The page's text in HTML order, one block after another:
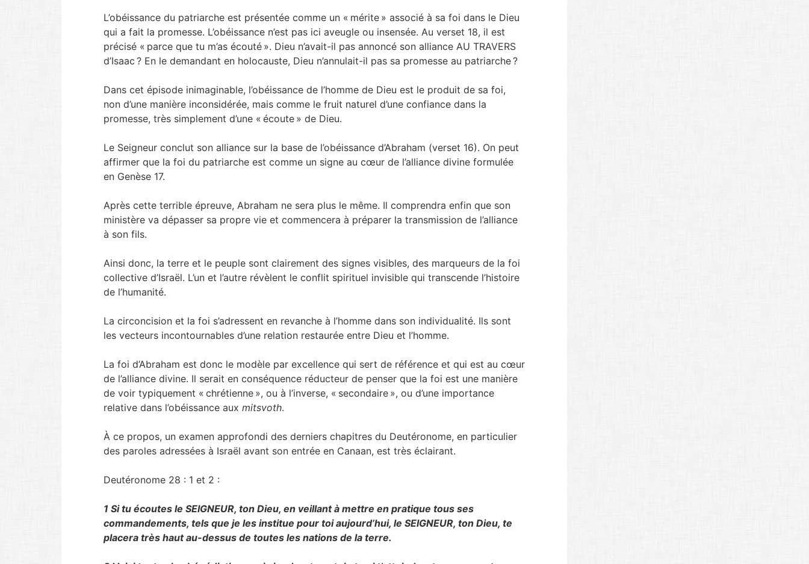
L’obéissance du patriarche est présentée comme un « mérite » associé à sa foi dans le Dieu
qui a fait la promesse. L’obéissance n’est pas ici aveugle ou insensée. Au verset 18, il est
précisé « parce que tu m’as écouté ». Dieu n’avait-il pas annoncé son alliance AU TRAVERS
d’Isaac ? En le demandant en holocauste, Dieu n’annulait-il pas sa promesse au patriarche ?
Dans cet épisode inimaginable, l’obéissance de l’homme de Dieu est le produit de sa foi,
non d’une manière inconsidérée, mais comme le fruit naturel d’une confiance dans la
promesse, très simplement d’une « écoute » de Dieu.
Le Seigneur conclut son alliance sur la base de l’obéissance d’Abraham (verset 16). On peut
affirmer que la foi du patriarche est comme un signe au cœur de l’alliance divine formulée
en Genèse 17.
Après cette terrible épreuve, Abraham ne sera plus le même. Il comprendra enfin que son
ministère va dépasser sa propre vie et commencera à préparer la transmission de l’alliance
à son fils.
Ainsi donc, la terre et le peuple sont clairement des signes visibles, des marqueurs de la foi
collective d’Israël. L’un et l’autre révèlent le conflit spirituel invisible qui transcende l’histoire
de l’humanité.
La circoncision et la foi s’adressent en revanche à l’homme dans son individualité. Ils sont
les vecteurs incontournables d’une relation restaurée entre Dieu et l’homme.
La foi d’Abraham est donc le modèle par excellence qui sert de référence et qui est au cœur
de l’alliance divine. Il serait en conséquence réducteur de penser que la foi est une manière
de voir typiquement « chrétienne », ou à l’inverse, « secondaire », ou d’une importance
relative dans l’obéissance aux mitsvoth.
À ce propos, un examen approfondi des derniers chapitres du Deutéronome, en particulier
des paroles adressées à Israël avant son entrée en Canaan, est très éclairant.
Deutéronome 28 : 1 et 2 :
1 Si tu écoutes le SEIGNEUR, ton Dieu, en veillant à mettre en pratique tous ses
commandements, tels que je les institue pour toi aujourd’hui, le SEIGNEUR, ton Dieu, te
placera très haut au-dessus de toutes les nations de la terre.